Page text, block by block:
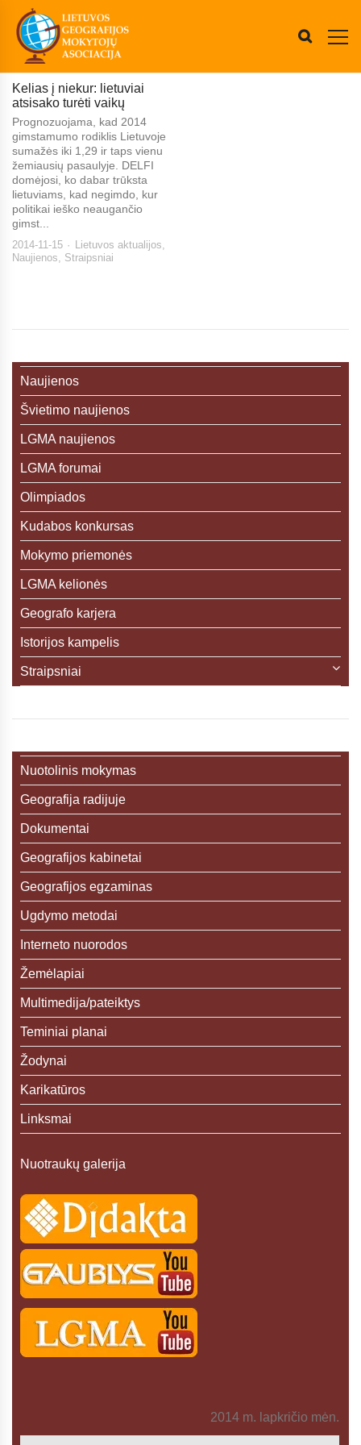
Kelias į niekur: lietuviai
atsisako turėti vaikų
Prognozuojama, kad 2014
gimstamumo rodiklis Lietuvoje
sumažės iki 1,29 ir taps vienu
žemiausių pasaulyje. DELFI
domėjosi, ko dabar trūksta
lietuviams, kad negimdo, kur
politikai ieško neaugančio
gimst...
2014-11-15 Lietuvos aktualijos,
Naujienos, Straipsniai
Naujienos
Švietimo naujienos
LGMA naujienos
LGMA forumai
Olimpiados
Kudabos konkursas
Mokymo priemonės
LGMA kelionės
Geografo karjera
Istorijos kampelis
Straipsniai
Nuotolinis mokymas
Geografija radijuje
Dokumentai
Geografijos kabinetai
Geografijos egzaminas
Ugdymo metodai
Interneto nuorodos
Žemėlapiai
Multimedija/pateiktys
Teminiai planai
Žodynai
Karikatūros
Linksmai
Nuotraukų galerija
2014 m. lapkričio mėn.